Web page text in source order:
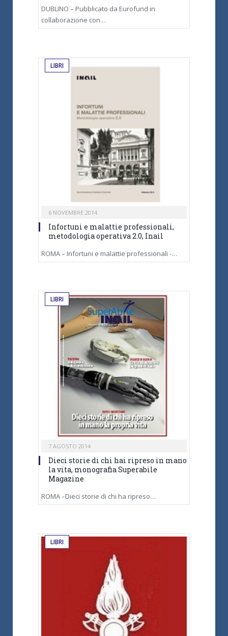
DUBLINO – Pubblicato da Eurofund in
collaborazione con…
LIBRI
6 NOVEMBRE 2014
Infortuni e malattie professionali,
metodologia operativa 2.0, Inail
ROMA – Infortuni e malattie professionali -…
LIBRI
7 AGOSTO 2014
Dieci storie di chi hai ripreso in mano
la vita, monografia Superabile
Magazine
ROMA –Dieci storie di chi ha ripreso…
LIBRI